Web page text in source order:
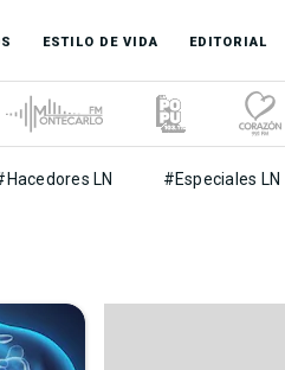
ESTILO DE VIDA EDITORIAL
LN #Especiales LN